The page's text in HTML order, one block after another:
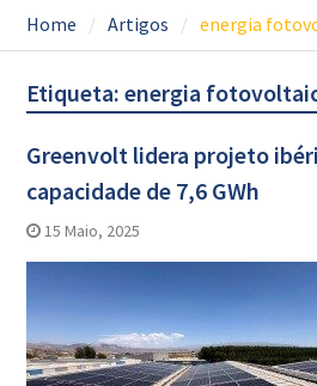
Home Artigos energia
Etiqueta: energia
Greenvolt lidera projeto
capacidade de 7,6 GWh
15 Maio, 2025